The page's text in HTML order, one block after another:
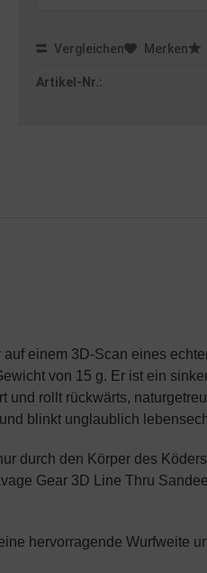
Vergleichen Merken
Artikel-Nr.:
einem 3D-Scan eines
von 15 g. Er ist ein
rollt rückwärts,
blinkt unglaublich
durch den Körper des
Gear 3D Line Thru
hervorragende Wurfweite